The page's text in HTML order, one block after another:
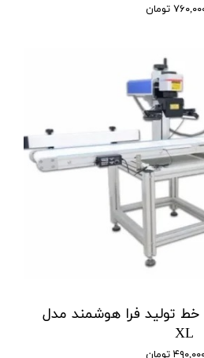
تومان
خط تولید فرا هوشمند مدل
XL
تومان